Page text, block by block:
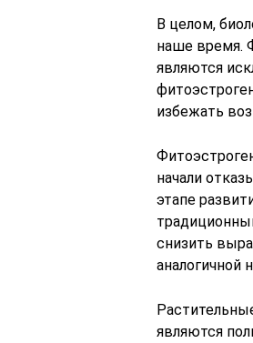
В целом,
наше время.
являются
избежать
начали
этапе
снизить
аналогичной
являются